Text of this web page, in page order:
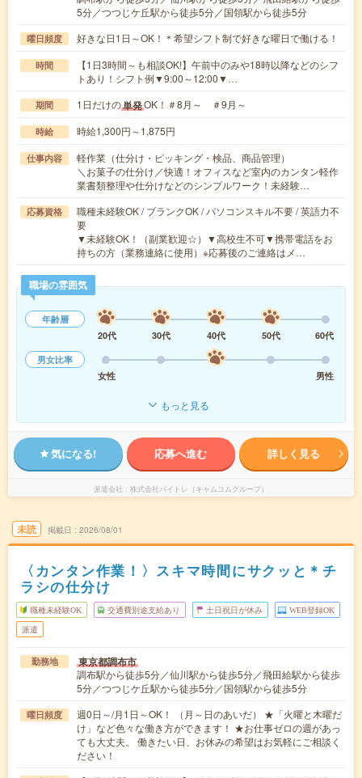
5分／つつじケ丘駅から徒歩5分／国領駅から徒歩5分
曜日頻度 好きな日1日～OK！＊希望シフト制で好きな曜日で働ける！
時間
【1日3時間～も相談OK!】午前中のみや18時以降などのシフ
トあり！シフト例▼9:00～12:00▼…
期間 1日だけの単発OK！＃8月～ ＃9月～
時給 時給1,300円～1,875円
仕事内容
軽作業（仕分け・ピッキング・検品、商品管理）
＼お菓子の仕分け／快適！オフィスなど室内のカンタン軽作
業書類整理や仕分けなどのシンプルワーク！未経験…
応募資格
職種未経験OK / ブランクOK / パソコンスキル不要 / 英語力不
要
▼未経験OK！（副業歓迎☆）▼高校生不可▼携帯電話をお
持ちの方（業務連絡に使用）※応募後のご連絡はメ…
職場の雰囲気
年齢層
20代
30代 40代 50代
60代
男女比率
女性
男性
もっと見る
気になる! 応募へ進む 詳しく見る
派遣会社 株式会社バイトレ（キャムコムグループ）
未読 掲載日 2026/08/01
〈カンタン作業！〉スキマ時間にサクッと＊チ
ラシの仕分け
職種未経験OK 交通費別途支給あり 土日祝日が休み WEB登録OK
派遣
勤務地 東京都調布市
調布駅から徒歩5分／仙川駅から徒歩5分／飛田給駅から徒歩
5分／つつじケ丘駅から徒歩5分／国領駅から徒歩5分
曜日頻度
週0日～/月1日～OK！ （月～日のあいだ） ★「火曜と木曜だ
け」など色々な働き方ができます！ ★お仕事ゼロの週があっ
ても大丈夫。 働きたい日、お休みの希望はお気軽にご相談く
ださい！